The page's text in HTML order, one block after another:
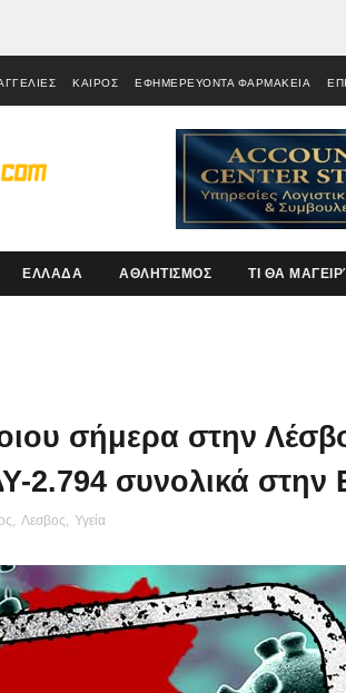
ΚΑΙΡΟΣ ΕΦΗΜΕΡΕΥΟΝΤΑ ΦΑΡΜΑΚΕΙΑ
ΕΛΛΑΔΑ ΑΘΛΗΤΙΣΜΟΣ ΤΙ ΘΑ
σήμερα στην
2.794 συνολικά στην
, Λεσβος, Υγεία